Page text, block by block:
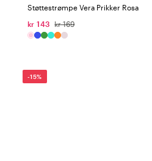
Støttestrømpe Vera Prikker Rosa
kr 143
kr 169
-15%